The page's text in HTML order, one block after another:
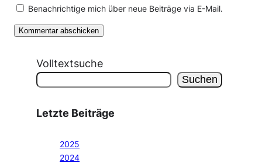
Benachrichtige mich über neue Beiträge via E-Mail.
Volltextsuche
Suchen
Letzte Beiträge
2025
2024